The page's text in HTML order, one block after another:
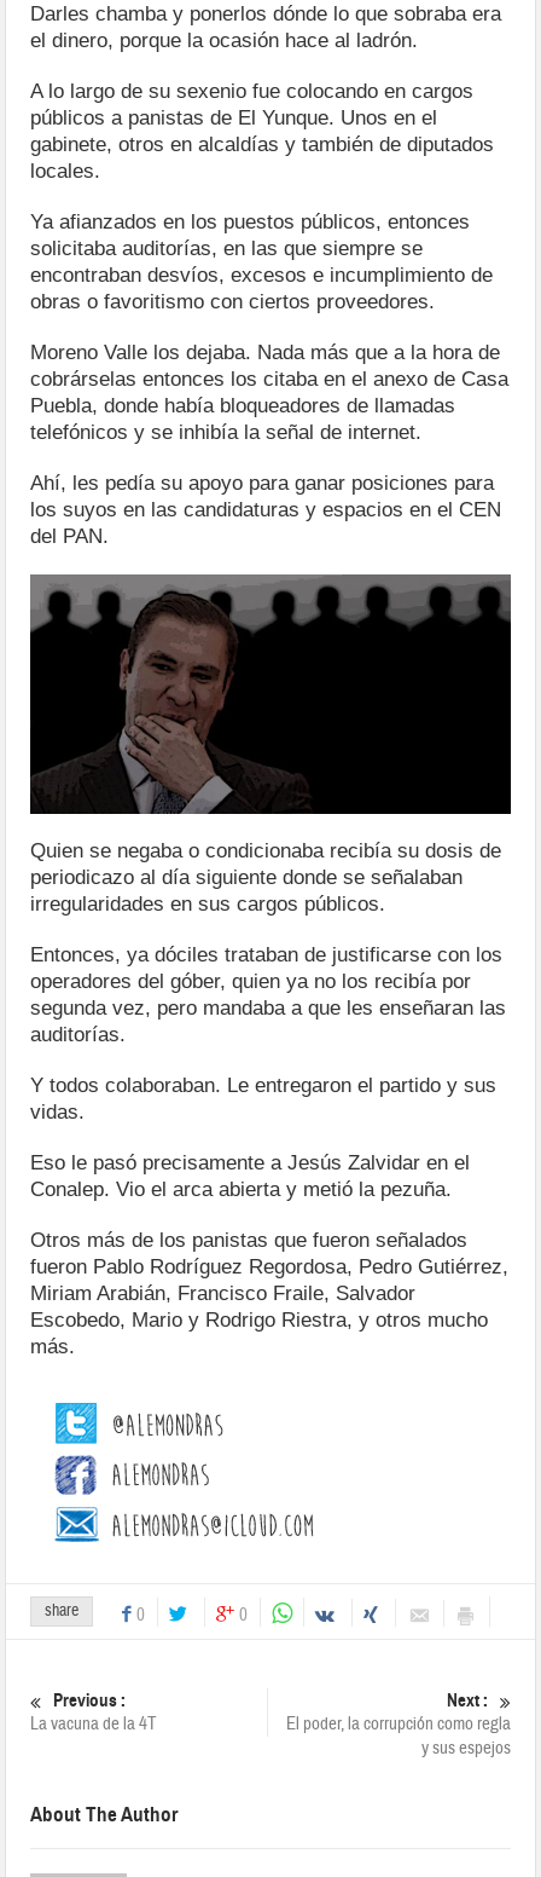
Darles chamba y ponerlos dónde lo que sobraba era
el dinero, porque la ocasión hace al ladrón.
A lo largo de su sexenio fue colocando en cargos
públicos a panistas de El Yunque. Unos en el
gabinete, otros en alcaldías y también de diputados
locales.
Ya afianzados en los puestos públicos, entonces
solicitaba auditorías, en las que siempre se
encontraban desvíos, excesos e incumplimiento de
obras o favoritismo con ciertos proveedores.
Moreno Valle los dejaba. Nada más que a la hora de
cobrárselas entonces los citaba en el anexo de Casa
Puebla, donde había bloqueadores de llamadas
telefónicos y se inhibía la señal de internet.
Ahí, les pedía su apoyo para ganar posiciones para
los suyos en las candidaturas y espacios en el CEN
del PAN.
Quien se negaba o condicionaba recibía su dosis de
periodicazo al día siguiente donde se señalaban
irregularidades en sus cargos públicos.
Entonces, ya dóciles trataban de justificarse con los
operadores del góber, quien ya no los recibía por
segunda vez, pero mandaba a que les enseñaran las
auditorías.
Y todos colaboraban. Le entregaron el partido y sus
vidas.
Eso le pasó precisamente a Jesús Zalvidar en el
Conalep. Vio el arca abierta y metió la pezuña.
Otros más de los panistas que fueron señalados
fueron Pablo Rodríguez Regordosa, Pedro Gutiérrez,
Miriam Arabián, Francisco Fraile, Salvador
Escobedo, Mario y Rodrigo Riestra, y otros mucho
más.
share 0 0
Previous :
La vacuna de la 4T
Next :
El poder, la corrupción como regla
y sus espejos
About The Author